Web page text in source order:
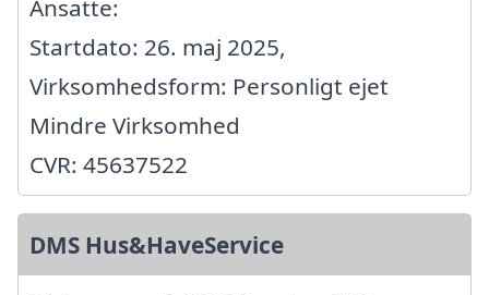
Ansatte:
Startdato: 26. maj 2025,
Virksomhedsform: Personligt ejet
Mindre Virksomhed
CVR: 45637522
DMS Hus&HaveService